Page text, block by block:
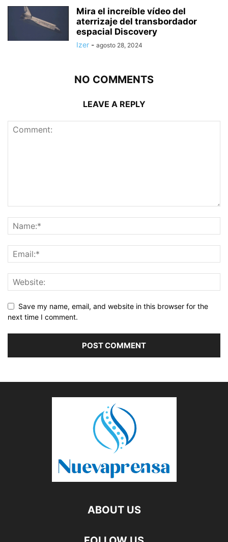
Mira el increíble vídeo del
aterrizaje del transbordador
espacial Discovery
Izer - agosto 28, 2024
NO COMMENTS
LEAVE A REPLY
Save my name, email, and website in this browser for the
next time I comment.
ABOUT US